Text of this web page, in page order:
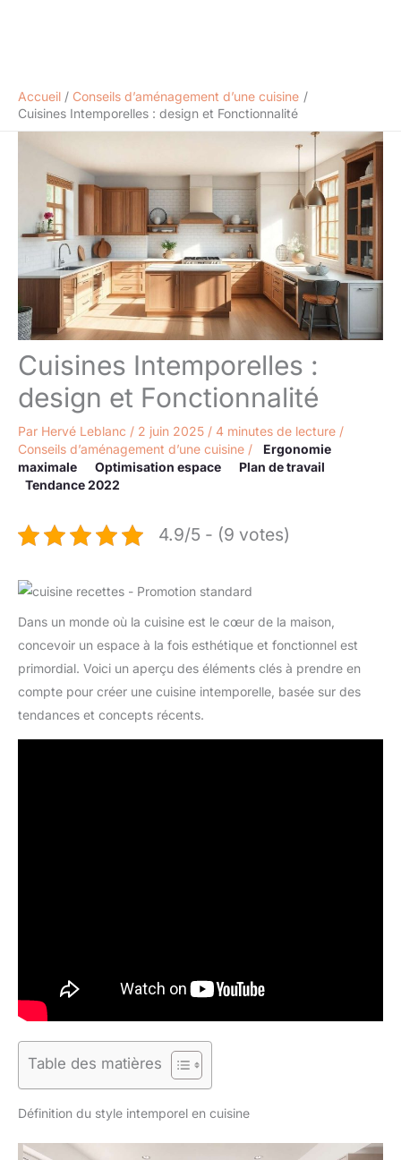
Accueil
Conseils d’aménagement d’une cuisine
Cuisines Intemporelles : design et Fonctionnalité
Cuisines Intemporelles :
design et Fonctionnalité
Par Hervé Leblanc / 2 juin 2025 / 4 minutes de lecture /
Conseils d’aménagement d’une cuisine /
Ergonomie
maximale
Optimisation espace
Plan de travail
Tendance 2022
4.9/5 - (9 votes)
Dans un monde où la cuisine est le cœur de la maison,
concevoir un espace à la fois esthétique et fonctionnel est
primordial. Voici un aperçu des éléments clés à prendre en
compte pour créer une cuisine intemporelle, basée sur des
tendances et concepts récents.
Table des matières
Définition du style intemporel en cuisine